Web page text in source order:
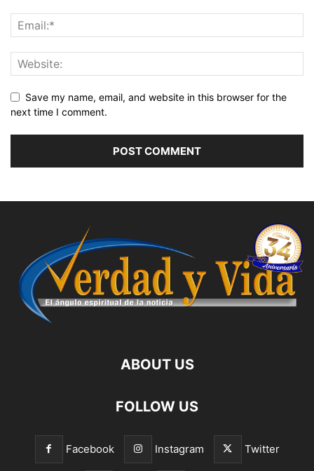
Save my name, email, and website in this browser for the
next time I comment.
ABOUT US
FOLLOW US
Facebook Instagram Twitter